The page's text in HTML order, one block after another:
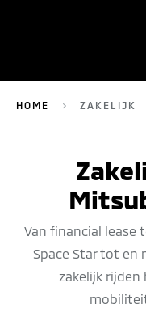
HOME ZAKELIJK
Van financial lease
Space Star tot en
zakelijk